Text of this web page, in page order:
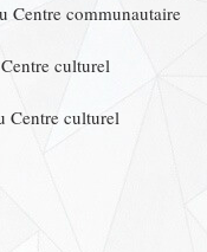
Centre communautaire
culturel
Centre culturel